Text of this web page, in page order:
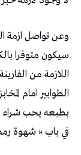
وعن تواصل ازمة
سيكون متوفرا
اللازمة من
الطوابير امام
بطبعه يحب شراء
في باب « شهوة